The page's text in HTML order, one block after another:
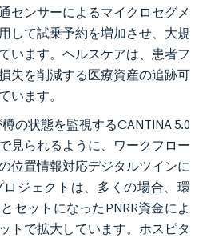
センサーによるマイクロセグメ
して試乗予約を増加させ、大規
います。ヘルスケアは、患者フ
失を削減する医療資産の追跡可
います。
の状態を監視するCANTINA 5.0
見られるように、ワークフロー
位置情報対応デジタルツインに
ジェクトは、多くの場合、環
セットになったPNRR資金によ
トで拡大しています。ホスピタ